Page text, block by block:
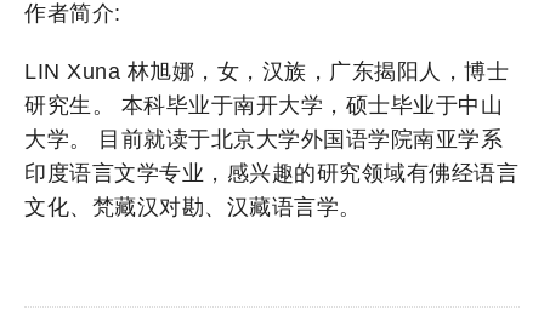
作者简介:
LIN Xuna 林旭娜，女，汉族，广东揭阳人，博士
研究生。 本科毕业于南开大学，硕士毕业于中山
大学。 目前就读于北京大学外国语学院南亚学系
印度语言文学专业，感兴趣的研究领域有佛经语言
文化、梵藏汉对勘、汉藏语言学。